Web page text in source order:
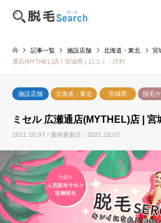
記事一覧 施設店舗 北海道・東北 宮
通店(MYTHEL)店 | 宮城県 | 口コミ・評判
施設店舗 北海道・東北 宮城県 脱毛
ミセル 広瀬通店(MYTHEL)店 | 宮
2021.10.07 / 最終更新日：2021.10.07